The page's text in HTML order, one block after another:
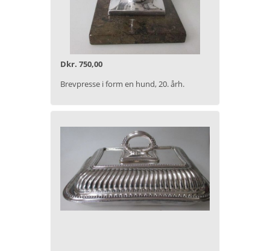
Dkr. 750,00
Brevpresse i form en hund, 20. årh.